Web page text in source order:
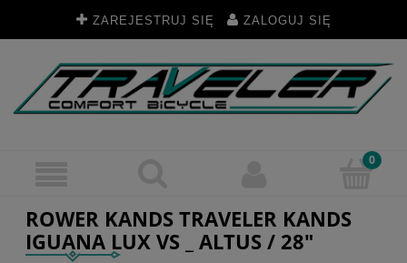
ZAREJESTRUJ SIĘ ZALOGUJ SIĘ
ROWER KANDS TRAVELER KANDS
IGUANA LUX VS _ ALTUS / 28"